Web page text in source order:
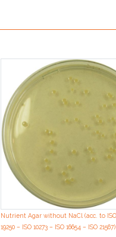
Nutrient Agar without NaCl (acc. to ISO
19250 – ISO 10273 – ISO 16654 – ISO 21567)